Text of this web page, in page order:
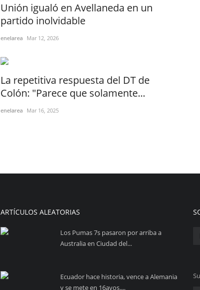
Unión igualó en Avellaneda en un
partido inolvidable
enelarea Mar 12, 2026
La repetitiva respuesta del DT de
Colón: "Parece que solamente...
enelarea Mar 16, 2025
ARTÍCULOS ALEATORIAS
Los Pumas 7s pasaron por arriba a
Australia en Ciudad del...
Ecuador hace historia, vence a Alemania
y se mete en 16avos....